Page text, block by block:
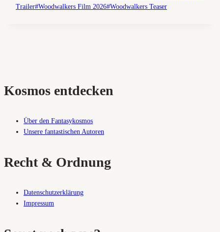
Trailer#Woodwalkers Film 2026#Woodwalkers Teaser
Kosmos entdecken
Über den Fantasykosmos
Unsere fantastischen Autoren
Recht & Ordnung
Datenschutzerklärung
Impressum